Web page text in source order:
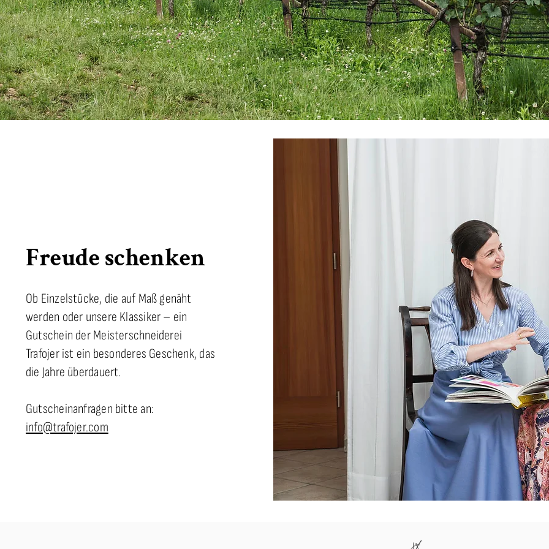
Freude schenken
Ob Einzelstücke, die auf Maß genäht
werden oder unsere Klassiker – ein
Gutschein der Meisterschneiderei
Trafojer ist ein besonderes Geschenk, das
die Jahre überdauert.
Gutscheinanfragen bitte an:
info@trafojer.com